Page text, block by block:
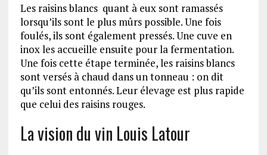
Les raisins blancs quant à eux sont ramassés
lorsqu’ils sont le plus mûrs possible. Une fois
foulés, ils sont également pressés. Une cuve en
inox les accueille ensuite pour la fermentation.
Une fois cette étape terminée, les raisins blancs
sont versés à chaud dans un tonneau : on dit
qu’ils sont entonnés. Leur élevage est plus rapide
que celui des raisins rouges.
La vision du vin Louis Latour